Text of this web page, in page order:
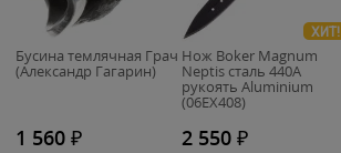
Бусина темлячная Грач
(Александр Гагарин)
1 560 ₽
ХИТ!
Нож Boker Magnum
Neptis сталь 440A
рукоять Aluminium
(06EX408)
2 550 ₽